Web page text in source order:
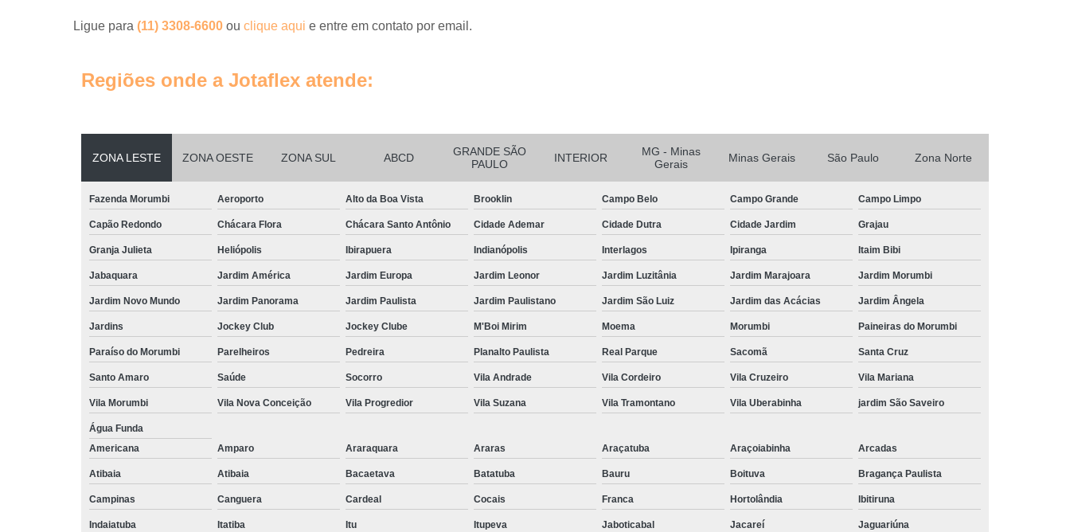
Tratamento do Ar Comprimido Empresas
Tubo Alumínio para Ar Comprimido
Tubo Ar Comprimido Alumínio
Tubo de Alumínio Ar Comprimido
Tubo de Alumínio Azul para Ar Comprimido
Tubo de Alumínio de Ar Comprimido
Tubo de Alumínio para Ar Comprimido
Tubo de Alumínio para Rede de Ar Comprimido
Tubo em Alumínio Ar Comprimido
Tubo em Alumínio para Ar Comprimido
Tubo para Ar Comprimido em Alumínio
Tubulação de Ar Comprimido em Alumínio
Tubulação em Alumínio Azul
Tubulação em Alumínio Calibrado
Tubulação em Alumínio e Conexões
Tubulação em Alumínio para Gases Inertes
Tubulação em Alumínio Parker
Tubulação em Alumínio Vantagens
Tubulação para Ar Comprimido em Alumínio
Tubulação Transair em Alumínio
Ligue para (11) 3308-6600 ou clique aqui e entre em contato por email.
Regiões onde a Jotaflex atende:
ZONA LESTE ZONA OESTE ZONA SUL ABCD
GRANDE SÃO
PAULO
INTERIOR
MG - Minas
Gerais
Minas Gerais São Paulo Zona Norte
Fazenda Morumbi Aeroporto Alto da Boa Vista Brooklin Campo Belo Campo Grande Campo Limpo
Capão Redondo Chácara Flora Chácara Santo Antônio Cidade Ademar Cidade Dutra Cidade Jardim Grajau
Granja Julieta Heliópolis Ibirapuera Indianópolis Interlagos Ipiranga Itaim Bibi
Jabaquara Jardim América Jardim Europa Jardim Leonor Jardim Luzitânia Jardim Marajoara Jardim Morumbi
Jardim Novo Mundo Jardim Panorama Jardim Paulista Jardim Paulistano Jardim São Luiz Jardim das Acácias Jardim Ângela
Jardins Jockey Club Jockey Clube M'Boi Mirim Moema Morumbi Paineiras do Morumbi
Paraíso do Morumbi Parelheiros Pedreira Planalto Paulista Real Parque Sacomã Santa Cruz
Santo Amaro Saúde Socorro Vila Andrade Vila Cordeiro Vila Cruzeiro Vila Mariana
Vila Morumbi Vila Nova Conceição Vila Progredior Vila Suzana Vila Tramontano Vila Uberabinha jardim São Saveiro
Água Funda
Americana
Amparo Araraquara Araras Araçatuba Araçoiabinha Arcadas
Atibaia Atibaia Bacaetava Batatuba Bauru Boituva Bragança Paulista
Campinas Canguera Cardeal Cocais Franca Hortolândia Ibitiruna
Indaiatuba Itatiba Itu Itupeva Jaboticabal Jacareí Jaguariúna